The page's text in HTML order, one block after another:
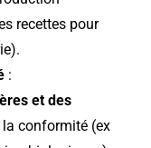
recettes pour
:
et des
conformité (ex